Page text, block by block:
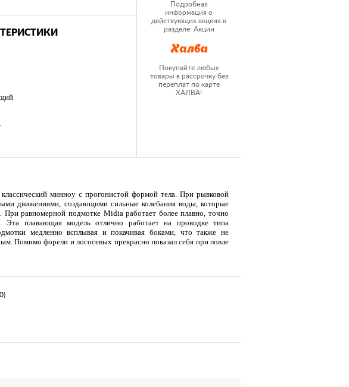
Подробная
информация о
действующих акциях в
разделе: Акции
Покупайте любые
товары в рассрочку без
переплат по карте
ХАЛВА!
минноу с прогонистой формой тела. При рывковой
движениями, создающими сильные колебания воды, которые
При равномерной подмотке Midia работает более плавно, точно
плавающая модель отлично работает на проводке типа
медленно всплывая и покачивая боками, что также не
Помимо форели и лососевых прекрасно показал себя при ловле
...
...